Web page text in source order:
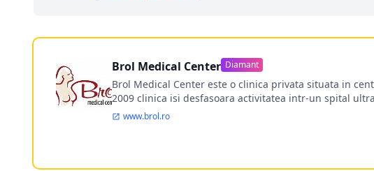
Brol Medical Center Diamant
Brol Medical Center este o clinica privata situata in
2009 clinica isi desfasoara activitatea intr-un spital
www.brol.ro